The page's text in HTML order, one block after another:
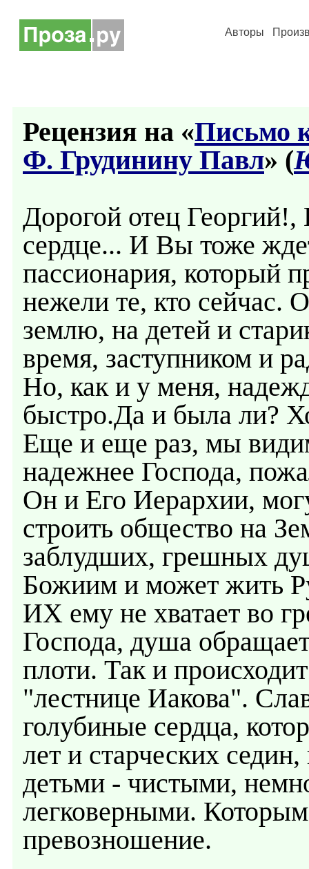
Авторы
Рецензия на «Письмо
Ф. Грудинину Павл» (
Дорогой отец Георгий!,
сердце... И Вы тоже
пассионария, который
нежели те, кто сейчас.
землю, на детей и
время, заступником и
Но, как и у меня,
быстро.Да и была ли?
Еще и еще раз, мы
надежнее Господа,
Он и Его Иерархии,
строить общество на
заблудших, грешных
Божиим и может жить
ИХ ему не хватает во
Господа, душа
плоти. Так и
"лестнице Иакова".
голубиные сердца,
лет и старческих
детьми - чистыми,
легковерными.
превозношение.